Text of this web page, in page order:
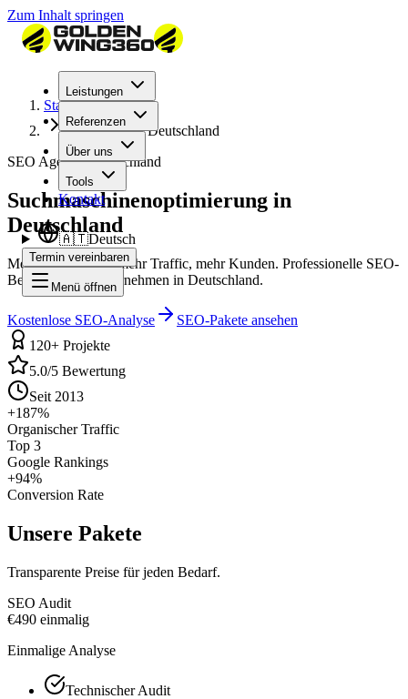
Zum Inhalt springen
Leistungen
Referenzen
Über uns
Tools
Kontakt
🇦🇹Deutsch
Termin vereinbaren
Menü öffnen
Startseite
SEO Agentur Deutschland
SEO Agentur Deutschland
Suchmaschinenoptimierung in
Deutschland
Mehr Sichtbarkeit, mehr Traffic, mehr Kunden. Professionelle SEO-
Betreuung für Unternehmen in Deutschland.
Kostenlose SEO-Analyse
SEO-Pakete ansehen
120+ Projekte
5.0/5 Bewertung
Seit 2013
+187%
Organischer Traffic
Top 3
Google Rankings
+94%
Conversion Rate
Unsere Pakete
Transparente Preise für jeden Bedarf.
SEO Audit
€490 einmalig
Einmalige Analyse
Technischer Audit